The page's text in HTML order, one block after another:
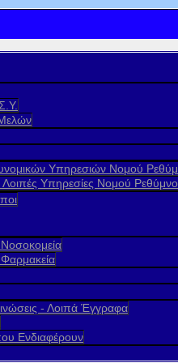
Υπηρεσιών Νομού
Υπηρεσίες Νομού
- Λοιπά Έγγραφα
Ενδιαφέρουν